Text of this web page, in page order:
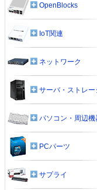
OpenBlocks
IoT関連
ネットワーク
サーバ・ストレー
パソコン・周辺機
PCパーツ
サプライ